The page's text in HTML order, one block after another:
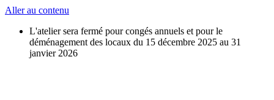
Aller au contenu
L'atelier sera fermé pour congés annuels et pour le
déménagement des locaux du 15 décembre 2025 au 31
janvier 2026